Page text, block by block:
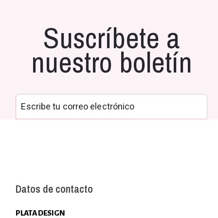
Suscríbete a
nuestro boletín
Datos de contacto
PLATA DESIGN